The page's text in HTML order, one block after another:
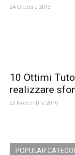
24 Ottobre 2013
10 Ottimi
realizzare
23 Novembre 2010
POPULAR